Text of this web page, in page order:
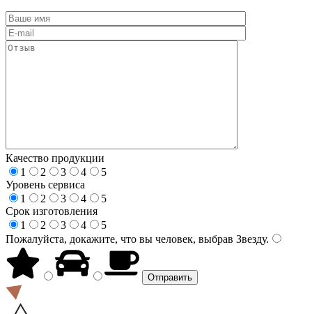
Качество продукции
1
2 3 4
5
Уровень сервиса
1
2 3 4
5
Срок изготовления
1
2 3 4
5
Пожалуйста, докажите, что вы человек, выбрав Звезду.